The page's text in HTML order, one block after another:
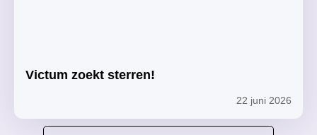
Victum zoekt sterren!
22 juni 2026